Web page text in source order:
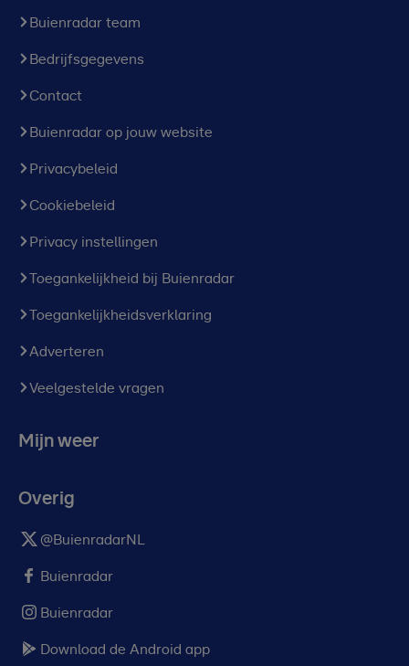
Buienradar team
Bedrijfsgegevens
Contact
Buienradar op jouw website
Privacybeleid
Cookiebeleid
Privacy instellingen
Toegankelijkheid bij Buienradar
Toegankelijkheidsverklaring
Adverteren
Veelgestelde vragen
Mijn weer
Overig
@BuienradarNL
Buienradar
Buienradar
Download de Android app